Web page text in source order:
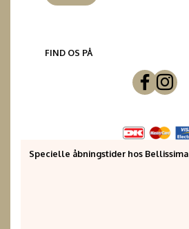
FIND OS PÅ
Specielle åbningstider hos Bellissima